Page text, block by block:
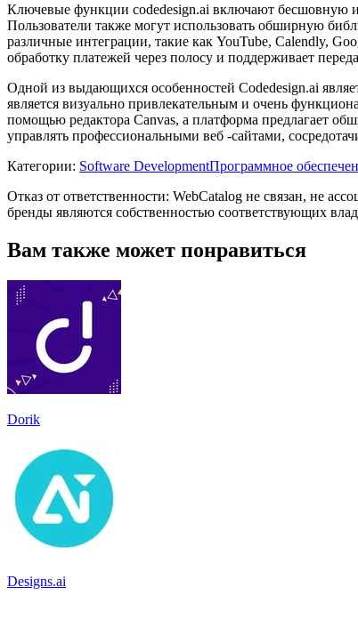
Ключевые функции codedesign.ai включают бесшовную
Пользователи также могут использовать обширную
различные интеграции, такие как YouTube, Calendly,
обработку платежей через полосу и поддерживает
Одной из выдающихся особенностей Codedesign.ai
является визуально привлекательным и очень
помощью редактора Canvas, а платформа предлагает
управлять профессиональными веб -сайтами,
Категории: Software DevelopmentПрограммное
Отказ от ответственности: WebCatalog не связан, не
бренды являются собственностью соответствующих
Вам также может понравиться
Dorik
Designs.ai